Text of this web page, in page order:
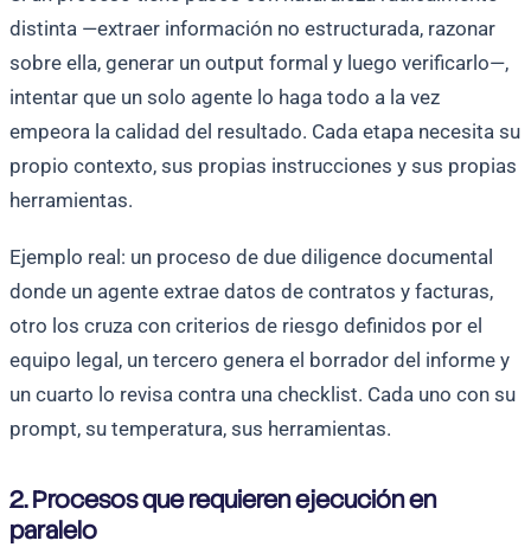
distinta —extraer información no estructurada, razonar
sobre ella, generar un output formal y luego verificarlo—,
intentar que un solo agente lo haga todo a la vez
empeora la calidad del resultado. Cada etapa necesita su
propio contexto, sus propias instrucciones y sus propias
herramientas.
Ejemplo real: un proceso de due diligence documental
donde un agente extrae datos de contratos y facturas,
otro los cruza con criterios de riesgo definidos por el
equipo legal, un tercero genera el borrador del informe y
un cuarto lo revisa contra una checklist. Cada uno con su
prompt, su temperatura, sus herramientas.
2. Procesos que requieren ejecución en
paralelo